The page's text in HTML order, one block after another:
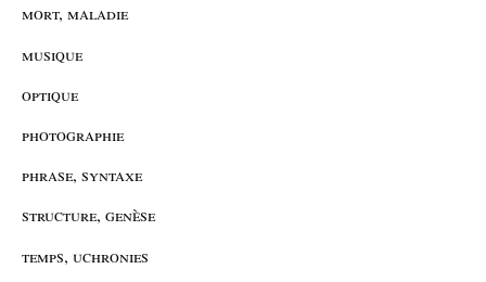
mort, maladie
musique
optique
photographie
phrase, syntaxe
structure, genèse
temps, uchronies